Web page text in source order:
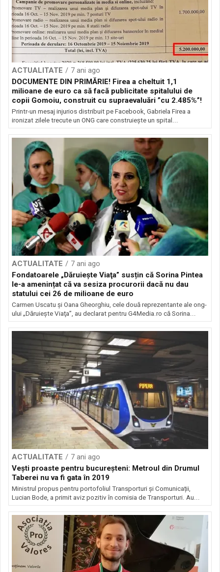
ACTUALITATE
7 ani ago
DOCUMENTE DIN PRIMĂRIE! Firea a cheltuit 1,1
milioane de euro ca să facă publicitate spitalului de
copii Gomoiu, construit cu supraevaluări ”cu 2.485%”!
Printr-un mesaj injurios distribuit pe Facebook, Gabriela Firea a
ironizat zilele trecute un ONG care construiește un spital...
ACTUALITATE
7 ani ago
Fondatoarele „Dăruieşte Viaţa” susțin că Sorina Pintea
le-a amenințat că va sesiza procurorii dacă nu dau
statului cei 26 de milioane de euro
Carmen Uscatu şi Oana Gheorghiu, cele două reprezentante ale ong-
ului „Dăruieşte Viaţa”, au declarat pentru G4Media.ro că Sorina...
ACTUALITATE
7 ani ago
Vești proaste pentru bucureșteni: Metroul din Drumul
Taberei nu va fi gata în 2019
Ministrul propus pentru portofoliul Transporturi și Comunicații,
Lucian Bode, a primit aviz pozitiv în comisia de Transporturi. Au...